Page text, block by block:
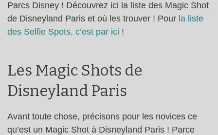
Parcs Disney ! Découvrez ici la liste des Magic Shot
de Disneyland Paris et où les trouver ! Pour la liste
des Selfie Spots, c’est par ici !
Les Magic Shots de
Disneyland Paris
Avant toute chose, précisons pour les novices ce
qu’est un Magic Shot à Disneyland Paris ! Parce